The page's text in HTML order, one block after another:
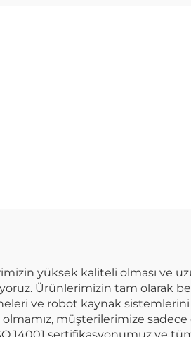
yüksek kaliteli olması ve
Ürünlerimizin tam olarak
ve robot kaynak sistemlerini
müşterilerimize